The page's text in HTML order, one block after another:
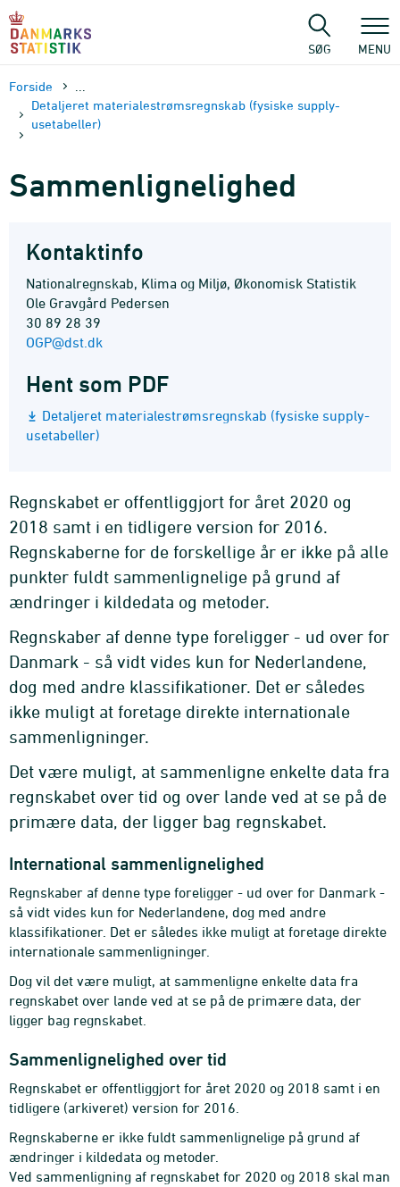
sidens
SØG MENU
Forside
Detaljeret materialestrømsregnskab (fysiske supply-
usetabeller)
Sammenlignelighed
Kontaktinfo
Nationalregnskab, Klima og Miljø, Økonomisk Statistik
Ole Gravgård Pedersen
30 89 28 39
OGP@dst.dk
Hent som PDF
Detaljeret materialestrømsregnskab (fysiske supply-
usetabeller)
Regnskabet er offentliggjort for året 2020 og
2018 samt i en tidligere version for 2016.
Regnskaberne for de forskellige år er ikke på alle
punkter fuldt sammenlignelige på grund af
ændringer i kildedata og metoder.
Regnskaber af denne type foreligger - ud over for
Danmark - så vidt vides kun for Nederlandene,
dog med andre klassifikationer. Det er således
ikke muligt at foretage direkte internationale
sammenligninger.
Det være muligt, at sammenligne enkelte data fra
regnskabet over tid og over lande ved at se på de
primære data, der ligger bag regnskabet.
International sammenlignelighed
Regnskaber af denne type foreligger - ud over for Danmark -
så vidt vides kun for Nederlandene, dog med andre
klassifikationer. Det er således ikke muligt at foretage direkte
internationale sammenligninger.
Dog vil det være muligt, at sammenligne enkelte data fra
regnskabet over lande ved at se på de primære data, der
ligger bag regnskabet.
Sammenlignelighed over tid
Regnskabet er offentliggjort for året 2020 og 2018 samt i en
tidligere (arkiveret) version for 2016.
Regnskaberne er ikke fuldt sammenlignelige på grund af
ændringer i kildedata og metoder.
Ved sammenligning af regnskabet for 2020 og 2018 skal man